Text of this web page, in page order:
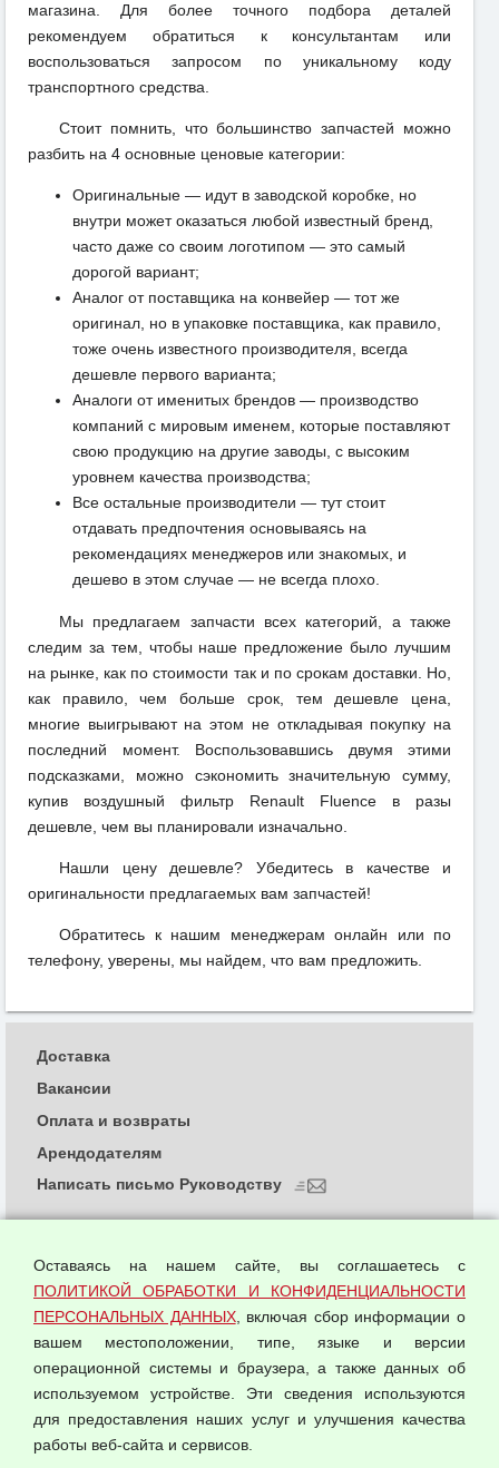
магазина. Для более точного подбора деталей
рекомендуем обратиться к консультантам или
воспользоваться запросом по уникальному коду
транспортного средства.
Стоит помнить, что большинство запчастей можно
разбить на 4 основные ценовые категории:
Оригинальные — идут в заводской коробке, но
внутри может оказаться любой известный бренд,
часто даже со своим логотипом — это самый
дорогой вариант;
Аналог от поставщика на конвейер — тот же
оригинал, но в упаковке поставщика, как правило,
тоже очень известного производителя, всегда
дешевле первого варианта;
Аналоги от именитых брендов — производство
компаний с мировым именем, которые поставляют
свою продукцию на другие заводы, с высоким
уровнем качества производства;
Все остальные производители — тут стоит
отдавать предпочтения основываясь на
рекомендациях менеджеров или знакомых, и
дешево в этом случае — не всегда плохо.
Мы предлагаем запчасти всех категорий, а также
следим за тем, чтобы наше предложение было лучшим
на рынке, как по стоимости так и по срокам доставки. Но,
как правило, чем больше срок, тем дешевле цена,
многие выигрывают на этом не откладывая покупку на
последний момент. Воспользовавшись двумя этими
подсказками, можно сэкономить значительную сумму,
купив воздушный фильтр Renault Fluence в разы
дешевле, чем вы планировали изначально.
Нашли цену дешевле? Убедитесь в качестве и
оригинальности предлагаемых вам запчастей!
Обратитесь к нашим менеджерам онлайн или по
телефону, уверены, мы найдем, что вам предложить.
© 2026 ООО "Феникс"
Политика обработки и конфиденциальности
персональных данных
Согласием на обработку персональных данных
Оферта оптовой купли-продажи
Публичная оферта
Доставка
Вакансии
Оплата и возвраты
Арендодателям
Написать письмо Руководству
Оставаясь на нашем сайте, вы соглашаетесь с
ПОЛИТИКОЙ ОБРАБОТКИ И КОНФИДЕНЦИАЛЬНОСТИ
ПЕРСОНАЛЬНЫХ ДАННЫХ, включая сбор информации о
вашем местоположении, типе, языке и версии
операционной системы и браузера, а также данных об
используемом устройстве. Эти сведения используются
для предоставления наших услуг и улучшения качества
работы веб-сайта и сервисов.